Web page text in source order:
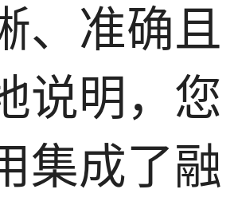
、准确且
说明，您
集成了融